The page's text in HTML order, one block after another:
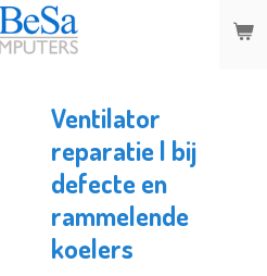
Ventilator
reparatie | bij
defecte en
rammelende
koelers